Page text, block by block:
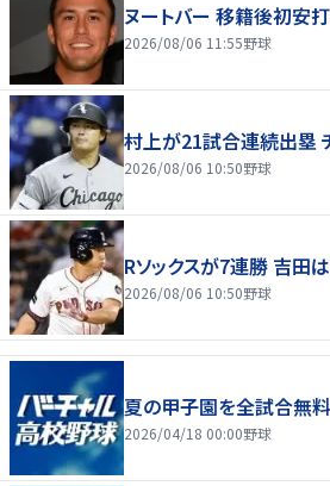
ヌートバー 移籍後初安
2026/08/06 11:55野球
村上が21試合連続出塁
2026/08/06 10:50野球
Rソックスが7連勝 吉田
2026/08/06 10:50野球
夏の甲子園を全試合無料
2026/04/18 00:00野球